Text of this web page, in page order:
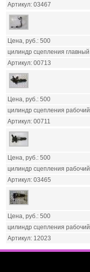
03467
500
цилиндр сцепления главный
00713
500
цилиндр сцепления рабочий
00711
500
цилиндр сцепления рабочий
03465
500
цилиндр сцепления рабочий
12023